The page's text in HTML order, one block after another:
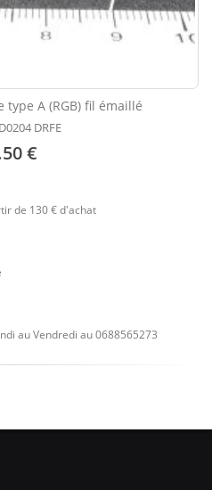
A (RGB) fil émaillé
DRFE
€
de 130 € d'achat
au Vendredi au 0688565273